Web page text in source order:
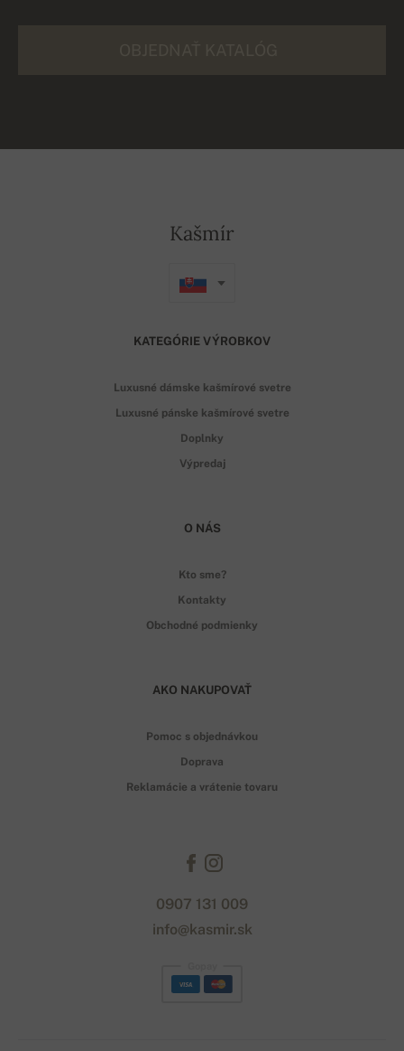
Kašmír
KATEGÓRIE VÝROBKOV
Luxusné dámske kašmírové svetre
Luxusné pánske kašmírové svetre
Doplnky
Výpredaj
O NÁS
Kto sme?
Kontakty
Obchodné podmienky
AKO NAKUPOVAŤ
Pomoc s objednávkou
Doprava
Reklamácie a vrátenie tovaru
0907 131 009
info@kasmir.sk